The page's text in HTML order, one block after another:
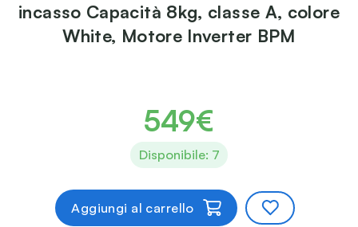
incasso Capacità 8kg, classe A, colore
White, Motore Inverter BPM
549€
Disponibile: 7
Aggiungi al carrello